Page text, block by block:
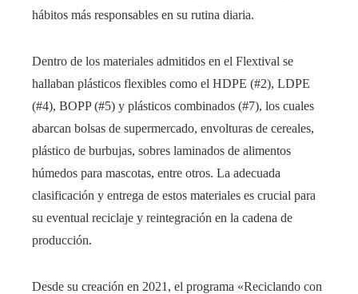
hábitos más responsables en su rutina diaria.
Dentro de los materiales admitidos en el Flextival se
hallaban plásticos flexibles como el HDPE (#2), LDPE
(#4), BOPP (#5) y plásticos combinados (#7), los cuales
abarcan bolsas de supermercado, envolturas de cereales,
plástico de burbujas, sobres laminados de alimentos
húmedos para mascotas, entre otros. La adecuada
clasificación y entrega de estos materiales es crucial para
su eventual reciclaje y reintegración en la cadena de
producción.‍
Desde su creación en 2021, el programa «Reciclando con